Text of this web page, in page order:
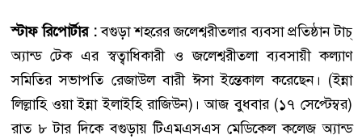
স্টাফ রিপোর্টার :বগুড়া শহরের জলেশ্বরীতলার ব্যবসা প্রতিষ্ঠান টাচ্
অ্যান্ড টেক এর স্বত্বাধিকারী ও জলেশ্বরীতলা ব্যবসায়ী কল্যাণ
সমিতির সভাপতি রেজাউল বারী ঈসা ইন্তেকাল করেছেন। (ইন্না
লিল্লাহি ওয়া ইন্না ইলাইহি রাজিউন)। আজ বুধবার (১৭ সেপ্টেম্বর)
রাত ৮ টার দিকে বগুড়ায় টিএমএসএস মেডিকেল কলেজ অ্যান্ড